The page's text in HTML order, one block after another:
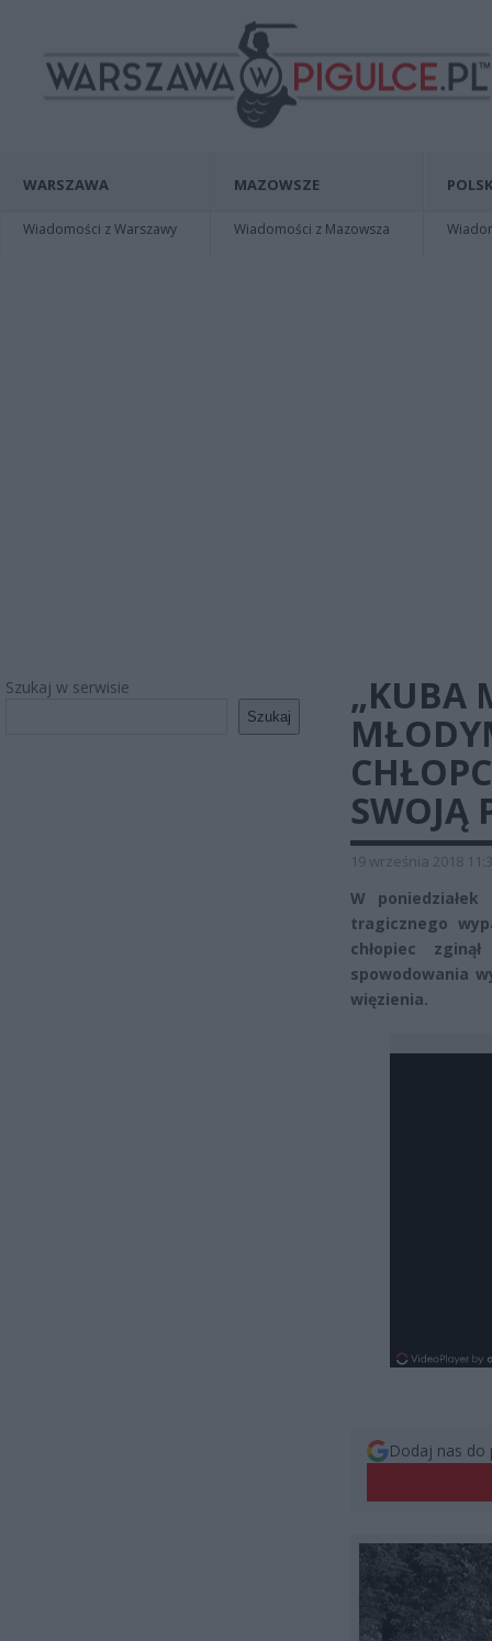
WARSZAWA
Wiadomości z Warszawy
MAZOWSZE
Wiadomości z Mazowsza
Szukaj w serwisie
Szukaj
„KUBA
SWOJĄ
19 września 2018
W
tragicznego
chłopiec
spowodowania
więzienia.
Dodaj nas do